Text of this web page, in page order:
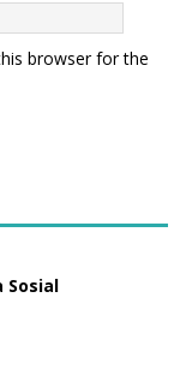
browser for the
Sosial